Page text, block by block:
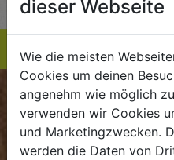
BIOKISTE
Kundenservice
dieser Webseite
Wie die meisten
Cookies um deinen
angenehm wie möglich
verwenden wir Cookies
und Marketingzwecken.
werden die Daten von